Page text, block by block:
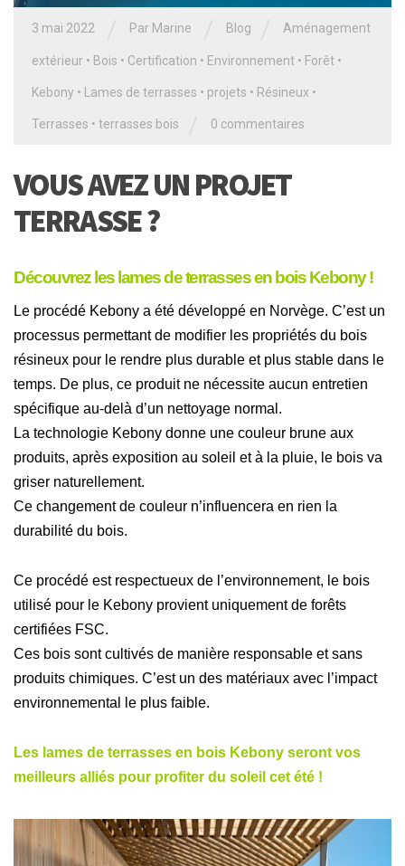
3 mai 2022 Par Marine Blog Aménagement
extérieur • Bois • Certification • Environnement • Forêt •
Kebony • Lames de terrasses • projets • Résineux •
Terrasses • terrasses bois 0 commentaires
VOUS AVEZ UN PROJET
TERRASSE ?
Découvrez les lames de terrasses en bois Kebony !
Le procédé Kebony a été développé en Norvège. C’est un
processus permettant de modifier les propriétés du bois
résineux pour le rendre plus durable et plus stable dans le
temps. De plus, ce produit ne nécessite aucun entretien
spécifique au-delà d’un nettoyage normal.
La technologie Kebony donne une couleur brune aux
produits, après exposition au soleil et à la pluie, le bois va
griser naturellement.
Ce changement de couleur n’influencera en rien la
durabilité du bois.
Ce procédé est respectueux de l’environnement, le bois
utilisé pour le Kebony provient uniquement de forêts
certifiées FSC.
Ces bois sont cultivés de manière responsable et sans
produits chimiques. C’est un des matériaux avec l’impact
environnemental le plus faible.
Les lames de terrasses en bois Kebony seront vos
meilleurs alliés pour profiter du soleil cet été !